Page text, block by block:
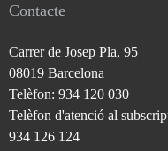
Contacte
Carrer de Josep Pla, 95
08019 Barcelona
Telèfon: 934 120 030
Telèfon d'atenció al
934 126 124